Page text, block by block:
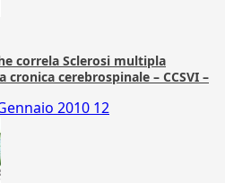
correla Sclerosi multipla
cronica cerebrospinale – CCSVI –
2010 12